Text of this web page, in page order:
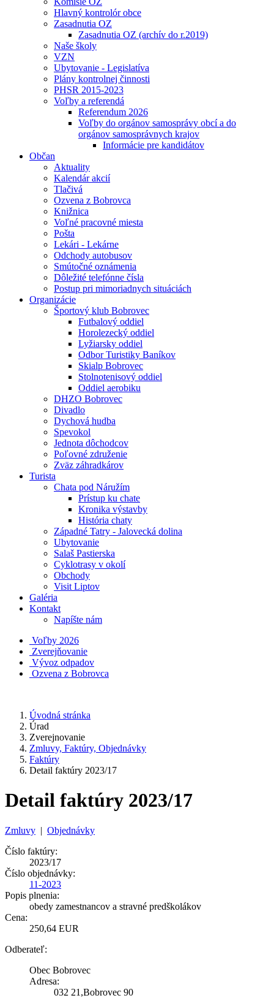
Hlavný kontrolór obce
Zasadnutia OZ
Zasadnutia OZ (archív do r.2019)
Naše školy
VZN
Ubytovanie - Legislatíva
Plány kontrolnej činnosti
PHSR 2015-2023
Voľby a referendá
Referendum 2026
Voľby do orgánov samosprávy obcí a do
orgánov samosprávnych krajov
Informácie pre kandidátov
Občan
Aktuality
Kalendár akcií
Tlačivá
Ozvena z Bobrovca
Knižnica
Voľné pracovné miesta
Pošta
Lekári - Lekárne
Odchody autobusov
Smútočné oznámenia
Dôležité telefónne čísla
Postup pri mimoriadnych situáciách
Organizácie
Športový klub Bobrovec
Futbalový oddiel
Horolezecký oddiel
Lyžiarsky oddiel
Odbor Turistiky Baníkov
Skialp Bobrovec
Stolnotenisový oddiel
Oddiel aerobiku
DHZO Bobrovec
Divadlo
Dychová hudba
Spevokol
Jednota dôchodcov
Poľovné združenie
Zväz záhradkárov
Turista
Chata pod Náružím
Prístup ku chate
Kronika výstavby
História chaty
Západné Tatry - Jalovecká dolina
Ubytovanie
Salaš Pastierska
Cyklotrasy v okolí
Obchody
Visit Liptov
Galéria
Kontakt
Napíšte nám
Voľby 2026
Zverejňovanie
Vývoz odpadov
Ozvena z Bobrovca
Úvodná stránka
Úrad
Zverejnovanie
Zmluvy, Faktúry, Objednávky
Faktúry
Detail faktúry 2023/17
Detail faktúry 2023/17
Zmluvy | Objednávky
Číslo faktúry:
2023/17
Číslo objednávky:
11-2023
Popis plnenia:
obedy zamestnancov a stravné predškolákov
Cena:
250,64 EUR
Odberateľ:
Obec Bobrovec
Adresa:
032 21,Bobrovec 90